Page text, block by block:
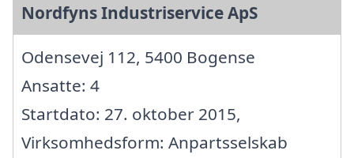
Nordfyns Industriservice ApS
Odensevej 112, 5400 Bogense
Ansatte: 4
Startdato: 27. oktober 2015,
Virksomhedsform: Anpartsselskab